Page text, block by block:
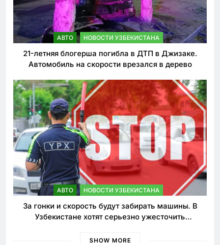
АВТО НОВОСТИ УЗБЕКИСТАНА
21-летняя блогерша погибла в ДТП в Джизаке.
Автомобиль на скорости врезался в дерево
АВТО НОВОСТИ УЗБЕКИСТАНА
За гонки и скорость будут забирать машины. В
Узбекистане хотят серьезно ужесточить
SHOW MORE